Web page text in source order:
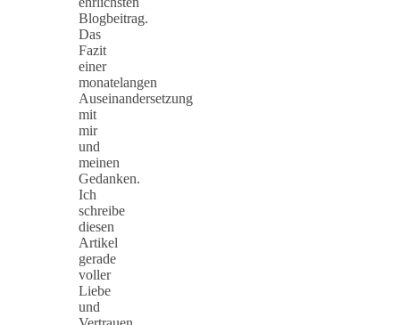
Blogbeitrag.
Das
Fazit
einer
monatelangen
Auseinandersetzung
mit
mir
und
meinen
Gedanken.
Ich
schreibe
diesen
Artikel
gerade
voller
Liebe
und